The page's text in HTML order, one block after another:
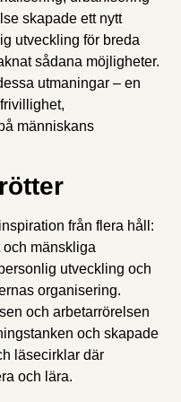
skapade ett nytt
utveckling för breda
sådana möjligheter.
utmaningar – en
människans
från flera håll:
mänskliga
utveckling och
organisering.
och arbetarrörelsen
och skapade
läsecirklar där
och lära.